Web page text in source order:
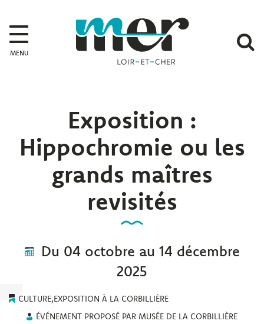
MENU
Exposition :
Hippochromie ou les
grands maîtres
revisités
Du 04 octobre au 14 décembre
2025
CULTURE,EXPOSITION À LA CORBILLIÈRE
ÉVÉNEMENT PROPOSÉ PAR MUSÉE DE LA CORBILLIÈRE